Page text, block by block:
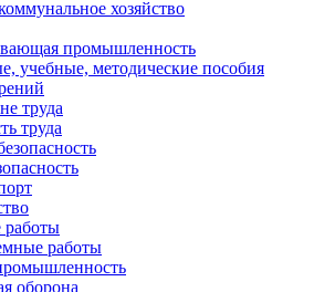
хозяйство
промышленность
учебные, методические пособия
труда
труда
работы
работы
оборона